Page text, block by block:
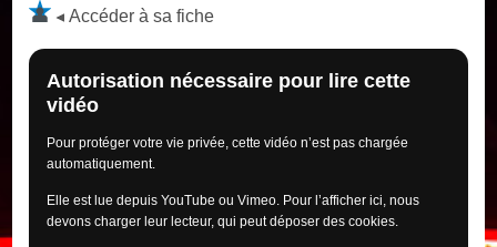
Accéder à sa fiche
Autorisation nécessaire pour lire cette
vidéo
Pour protéger votre vie privée, cette vidéo n’est pas chargée
automatiquement.
Elle est lue depuis YouTube ou Vimeo. Pour l’afficher ici, nous
devons charger leur lecteur, qui peut déposer des cookies.